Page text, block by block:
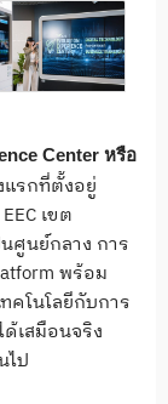
Center หรือ
แรกที่ตั้งอยู่
เขต
ศูนย์กลาง การ
พร้อม
โนโลยีกับการ
เสมือนจริง
ไป